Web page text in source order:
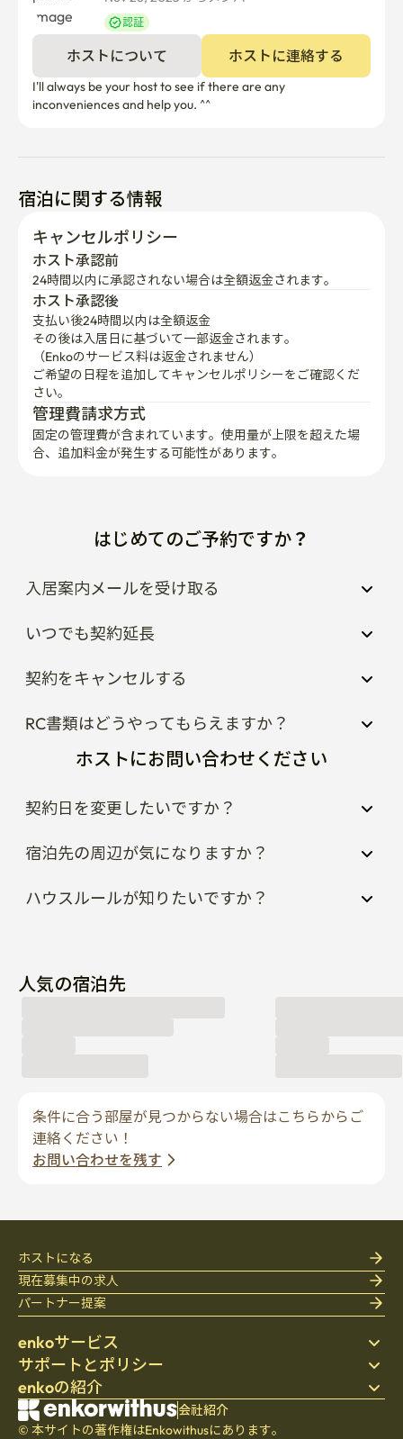
認証
ホストについて ホストに連絡する
I'll always be your host to see if there are any
inconveniences and help you. ^^
宿泊に関する情報
キャンセルポリシー
ホスト承認前
24時間以内に承認されない場合は全額返金されます。
ホスト承認後
支払い後24時間以内は全額返金
その後は入居日に基づいて一部返金されます。
（Enkoのサービス料は返金されません）
ご希望の日程を追加してキャンセルポリシーをご確認くだ
さい。
管理費請求方式
固定の管理費が含まれています。使用量が上限を超えた場
合、追加料金が発生する可能性があります。
はじめてのご予約ですか？
入居案内メールを受け取る
いつでも契約延長
契約をキャンセルする
RC書類はどうやってもらえますか？
ホストにお問い合わせください
契約日を変更したいですか？
宿泊先の周辺が気になりますか？
ハウスルールが知りたいですか？
人気の宿泊先
条件に合う部屋が見つからない場合はこちらからご
連絡ください！
お問い合わせを残す
enkoサービス
ステイ先を探す
寝具
ブログ
ヘルプセンター
サポートとポリシー
個人情報保護方針
利用規約
キャンセル・返金ポリシー
enkoの紹介
会社紹介
採用
ホストになる
現在募集中の求人
パートナー提案
会社紹介
© 本サイトの著作権はEnkowithusにあります。